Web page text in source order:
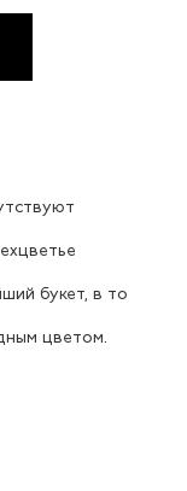
букет, в то
цветом.